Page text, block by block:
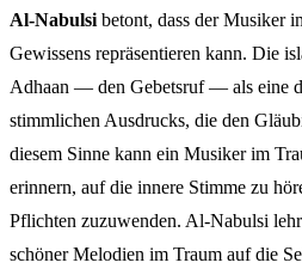
Al-Nabulsi betont, dass der Musiker
Gewissens repräsentieren kann. Die
Adhaan — den Gebetsruf — als eine
stimmlichen Ausdrucks, die den
diesem Sinne kann ein Musiker im
erinnern, auf die innere Stimme zu
Pflichten zuzuwenden. Al-Nabulsi
schöner Melodien im Traum auf die